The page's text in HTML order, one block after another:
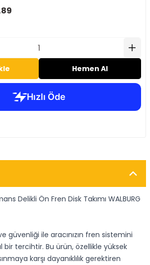
Hemen Al
Delikli Ön Fren Disk Takımı WALBURG
güvenliği ile aracınızın fren sistemini
tercihtir. Bu ürün, özellikle yüksek
karşı dayanıklılık gerektiren